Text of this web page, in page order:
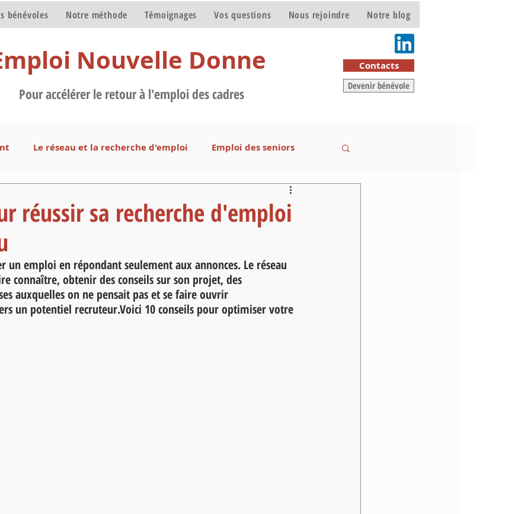
bénévoles Notre méthode Témoignages Vos questions Nous rejoindre Notre blog
Nouvelle Donne
Pour accélérer le retour à l'emploi des cadres
Contacts
Devenir bénévole
Le réseau et la recherche d'emploi Emploi des seniors
réussir sa recherche d'emploi
un emploi en répondant seulement aux annonces. Le réseau
connaître, obtenir des conseils sur son projet, des
auxquelles on ne pensait pas et se faire ouvrir
un potentiel recruteur.Voici 10 conseils pour optimiser votre